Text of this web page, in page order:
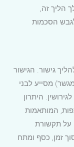
הליך זה,
הסכמות
גישור. הגישור
מסייע לבני
היתרון
המותאמות
על תקשורת
זמן, כסף ומתח